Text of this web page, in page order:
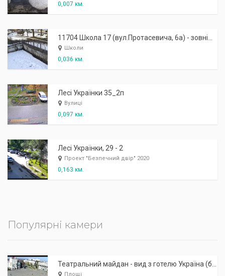
0,007 км.
Школи
0,036 км.
Лесі Українки 35_2п
Вулиці
0,097 км.
Лесі Українки, 29 - 2
Проект "Безпечний двір" 2020
0,163 км.
Популярні камери
Площі